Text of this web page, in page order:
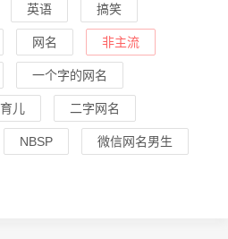
英语 搞笑
网名 非主流
一个字的网名
育儿 二字网名
NBSP 微信网名男生